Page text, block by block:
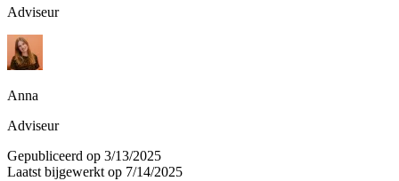
Adviseur
Anna
Adviseur
Gepubliceerd op 3/13/2025
Laatst bijgewerkt op 7/14/2025